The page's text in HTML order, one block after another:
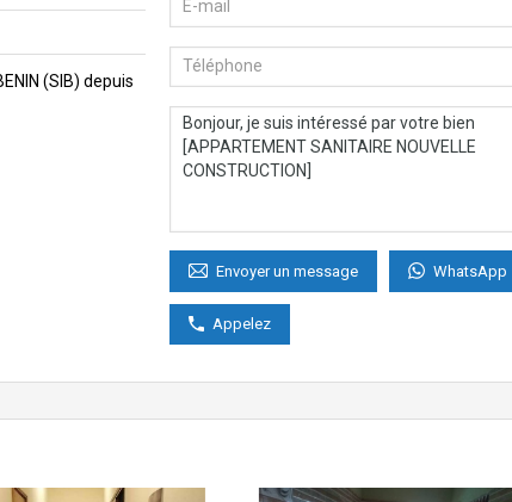
(SIB) depuis
Envoyer un message WhatsApp
Appelez